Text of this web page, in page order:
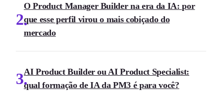
2
O Product Manager Builder na era da IA: por
que esse perfil virou o mais cobiçado do
mercado
3AI Product Builder ou AI Product Specialist:
qual formação de IA da PM3 é para você?